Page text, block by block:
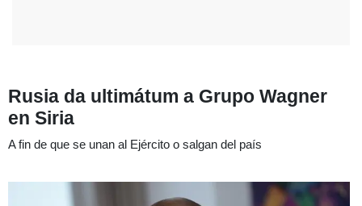
Rusia da ultimátum a Grupo Wagner
en Siria
A fin de que se unan al Ejército o salgan del país